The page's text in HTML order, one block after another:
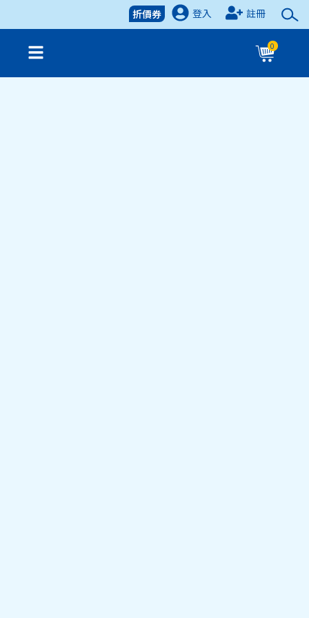
折價券
登入
註冊
0